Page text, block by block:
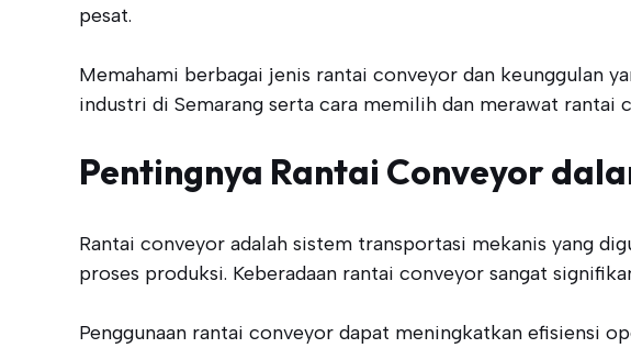
pesat.
Memahami berbagai jenis rantai conveyor dan keunggulan
industri di Semarang serta cara memilih dan merawat rantai
Pentingnya Rantai Conveyor
Rantai conveyor adalah sistem transportasi mekanis yang
proses produksi. Keberadaan rantai conveyor sangat
Penggunaan rantai conveyor dapat meningkatkan efisiensi